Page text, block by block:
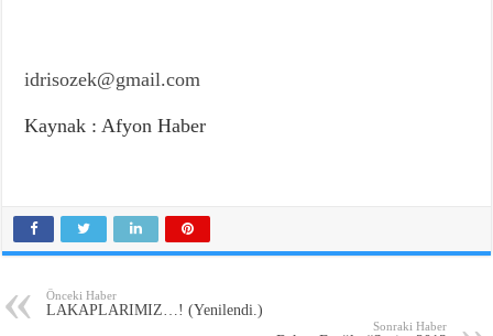
idrisozek@gmail.com
Kaynak : Afyon Haber
Önceki Haber
LAKAPLARIMIZ…! (Yenilendi.)
Sonraki Haber